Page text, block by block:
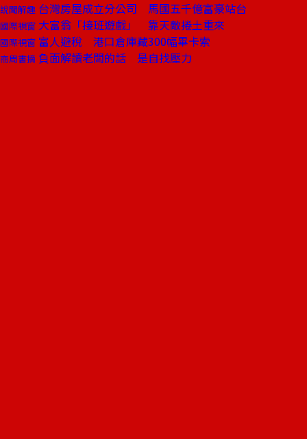
說聞解趣 台灣房屋成立分公司 馬國五千億富豪站台
國際視窗 大富翁「接班遊戲」 靠天敵捲土重來
國際視窗 富人避稅 港口倉庫藏300幅畢卡索
商周書摘 負面解讀老闆的話 是自找壓力